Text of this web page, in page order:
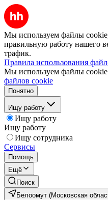
Мы используем файлы
правильную работу нашего
трафик.
Правила использования
Мы используем файлы
файлов cookie
Понятно
Ищу работу
Ищу работу
Ищу работу
Ищу сотрудника
Сервисы
Помощь
Ещё
Поиск
Белоомут (Московская